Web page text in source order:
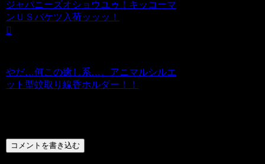
ジャパニーズオショウユゥ！キッコーマ
ンＵＳバケツ入荷ッッッ！
やだ…何この癒し系…。アニマルシルエ
ット型蚊取り線香ホルダー！！
コメントを書き込む